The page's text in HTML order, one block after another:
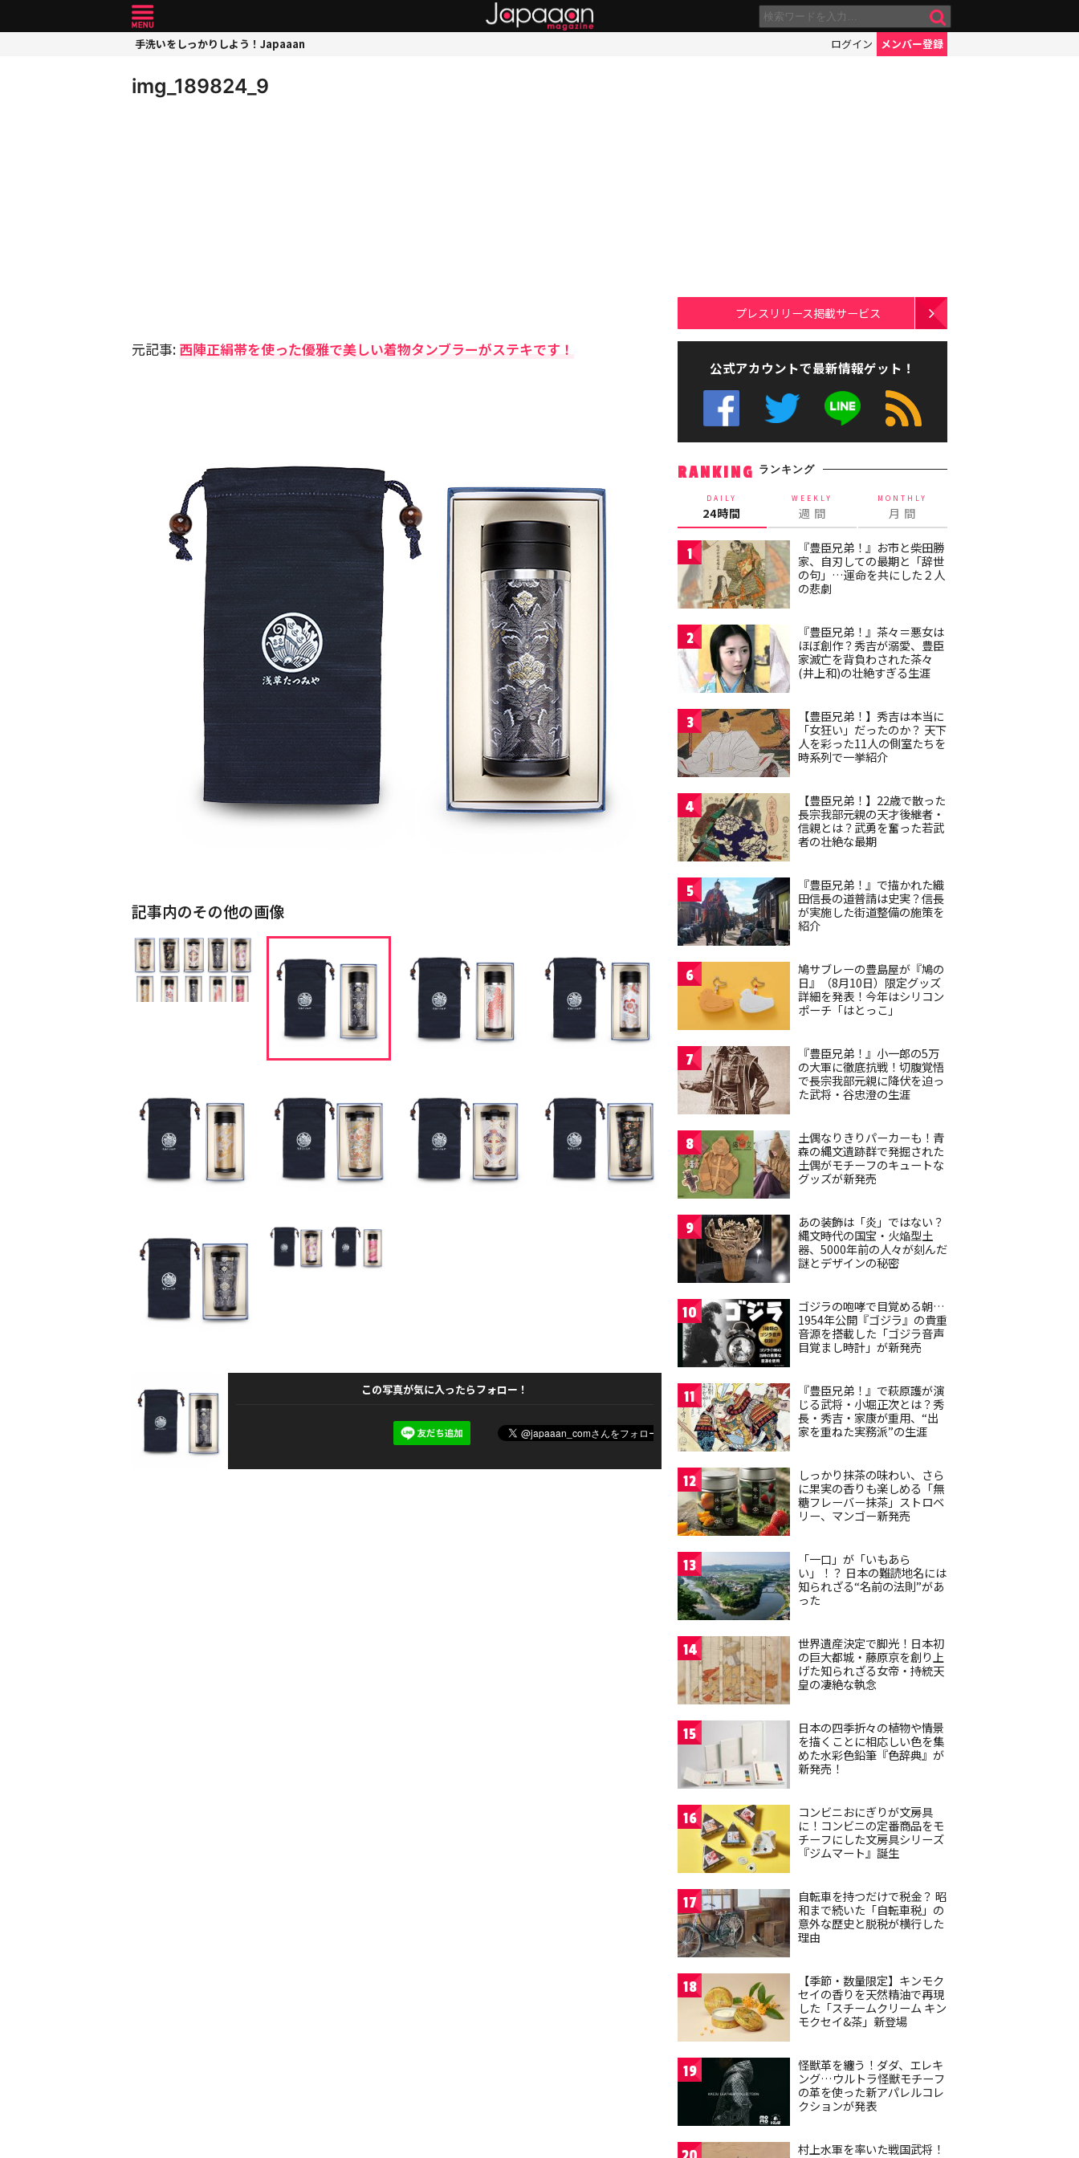
手洗いをしっかりしよう！Japaaan ログイン メンバー登録
img_189824_9
元記事: 西陣正絹帯を使った優雅で美しい着物タンブラーがステキです！
記事内のその他の画像
この写真が気に入ったらフォロー！
プレスリリース掲載サービス
公式アカウントで最新情報ゲット！
RANKING ランキング
DAILY
24時間
WEEKLY
週 間
MONTHLY
月 間
1
『豊臣兄弟！』お市と柴田勝
家、自刃しての最期と「辞世
の句」…運命を共にした２人
の悲劇
2
『豊臣兄弟！』茶々＝悪女は
ほぼ創作？秀吉が溺愛、豊臣
家滅亡を背負わされた茶々
(井上和)の壮絶すぎる生涯
3
【豊臣兄弟！】秀吉は本当に
「女狂い」だったのか？ 天下
人を彩った11人の側室たちを
時系列で一挙紹介
4
【豊臣兄弟！】22歳で散った
長宗我部元親の天才後継者・
信親とは？武勇を奮った若武
者の壮絶な最期
5
『豊臣兄弟！』で描かれた織
田信長の道普請は史実？信長
が実施した街道整備の施策を
紹介
6
鳩サブレーの豊島屋が『鳩の
日』（8月10日）限定グッズ
詳細を発表！今年はシリコン
ポーチ「はとっこ」
7
『豊臣兄弟！』小一郎の5万
の大軍に徹底抗戦！切腹覚悟
で長宗我部元親に降伏を迫っ
た武将・谷忠澄の生涯
8
土偶なりきりパーカーも！青
森の縄文遺跡群で発掘された
土偶がモチーフのキュートな
グッズが新発売
9
あの装飾は「炎」ではない？
縄文時代の国宝・火焔型土
器、5000年前の人々が刻んだ
謎とデザインの秘密
10
ゴジラの咆哮で目覚める朝…
1954年公開『ゴジラ』の貴重
音源を搭載した「ゴジラ音声
目覚まし時計」が新発売
11
『豊臣兄弟！』で萩原護が演
じる武将・小堀正次とは？秀
長・秀吉・家康が重用、“出
家を重ねた実務派”の生涯
12
しっかり抹茶の味わい、さら
に果実の香りも楽しめる「無
糖フレーバー抹茶」ストロベ
リー、マンゴー新発売
13
「一口」が「いもあら
い」！？ 日本の難読地名には
知られざる“名前の法則”があ
った
14
世界遺産決定で脚光！日本初
の巨大都城・藤原京を創り上
げた知られざる女帝・持統天
皇の凄絶な執念
15
日本の四季折々の植物や情景
を描くことに相応しい色を集
めた水彩色鉛筆『色辞典』が
新発売！
16
コンビニおにぎりが文房具
に！コンビニの定番商品をモ
チーフにした文房具シリーズ
『ジムマート』誕生
17
自転車を持つだけで税金？ 昭
和まで続いた「自転車税」の
意外な歴史と脱税が横行した
理由
18
【季節・数量限定】キンモク
セイの香りを天然精油で再現
した「スチームクリーム キン
モクセイ&茶」新登場
19
怪獣革を纏う！ダダ、エレキ
ング…ウルトラ怪獣モチーフ
の革を使った新アパレルコレ
クションが発表
村上水軍を率いた戦国武将！